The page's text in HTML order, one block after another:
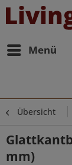
Menü
Übersicht
mm)